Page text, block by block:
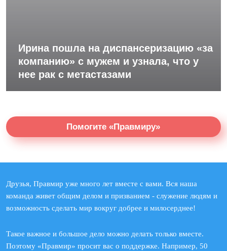
Ирина пошла на диспансеризацию «за
компанию» с мужем и узнала, что у
нее рак с метастазами
Помогите «Правмиру»
Друзья, Правмир уже много лет вместе с вами. Вся наша
команда живет общим делом и призванием - служение людям и
возможность сделать мир вокруг добрее и милосерднее!
Такое важное и большое дело можно делать только вместе.
Поэтому «Правмир» просит вас о поддержке. Например, 50